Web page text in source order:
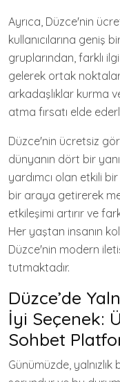
Ayrıca, Düzce'nin
kullanıcılarına geniş
gruplarından, farklı
gelerek ortak
arkadaşlıklar kurma
atma fırsatı elde
Düzce'nin ücretsiz
dünyanın dört bir
yardımcı olan etkili
bir araya getirerek
etkileşimi artırır ve
Her yaştan insanın
Düzce'nin modern
tutmaktadır.
Düzce’de
İyi Seçenek:
Sohbet
Günümüzde,